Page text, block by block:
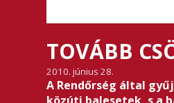
TOVÁBB
2010. június 28.
A Rendőrség által